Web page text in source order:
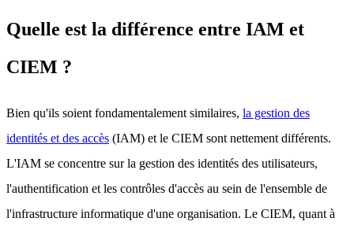
Quelle est la différence entre IAM et
CIEM ?
Bien qu'ils soient fondamentalement similaires, la gestion des
identités et des accès (IAM) et le CIEM sont nettement différents.
L'IAM se concentre sur la gestion des identités des utilisateurs,
l'authentification et les contrôles d'accès au sein de l'ensemble de
l'infrastructure informatique d'une organisation. Le CIEM, quant à